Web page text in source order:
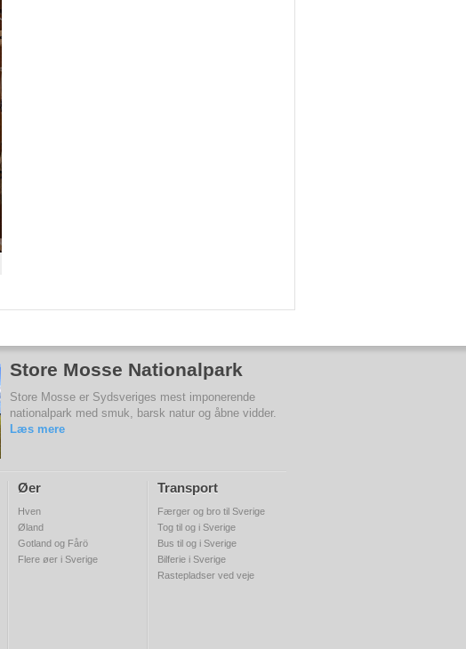
Store Mosse Nationalpark
Store Mosse er Sydsveriges mest imponerende
nationalpark med smuk, barsk natur og åbne vidder.
Læs mere
Øer
Hven
Øland
Gotland og Fårö
Flere øer i Sverige
Transport
Færger og bro til Sverige
Tog til og i Sverige
Bus til og i Sverige
Bilferie i Sverige
Rastepladser ved veje